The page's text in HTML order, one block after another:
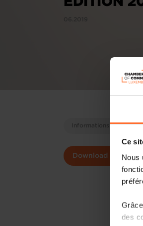
Ce
Nous
des
Informations
Download